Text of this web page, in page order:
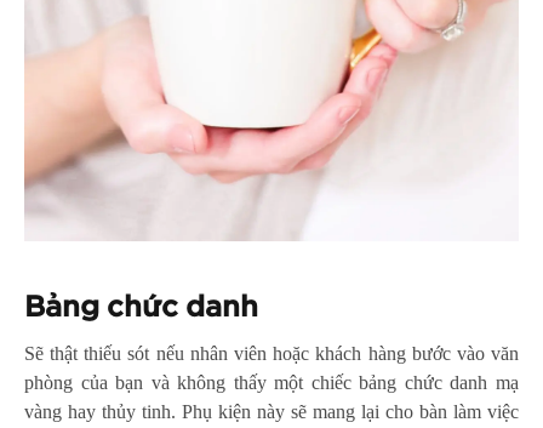
Bảng chức danh
Sẽ thật thiếu sót nếu nhân viên hoặc khách hàng bước vào văn
phòng của bạn và không thấy một chiếc bảng chức danh mạ
vàng hay thủy tinh. Phụ kiện này sẽ mang lại cho bàn làm việc